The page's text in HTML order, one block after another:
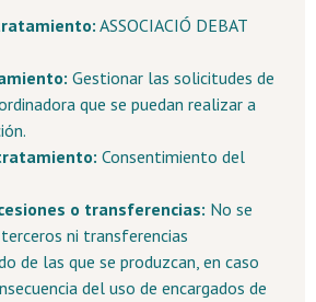
ASSOCIACIÓ DEBAT
Gestionar las solicitudes de
que se puedan realizar a
Consentimiento del
o transferencias: No se
ni transferencias
de las que se produzcan, en caso
del uso de encargados de